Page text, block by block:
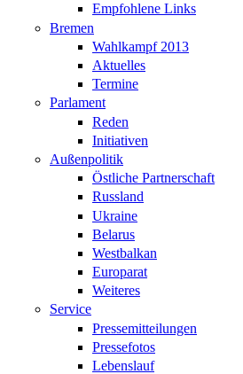
Empfohlene Links
Bremen
Wahlkampf 2013
Aktuelles
Termine
Parlament
Reden
Initiativen
Außenpolitik
Östliche Partnerschaft
Russland
Ukraine
Belarus
Westbalkan
Europarat
Weiteres
Service
Pressemitteilungen
Pressefotos
Lebenslauf